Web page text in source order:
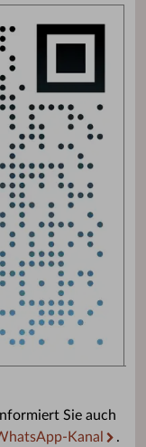
Sie auch
Kanal .